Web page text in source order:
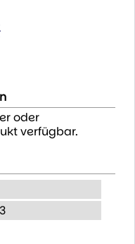
oder
verfügbar.